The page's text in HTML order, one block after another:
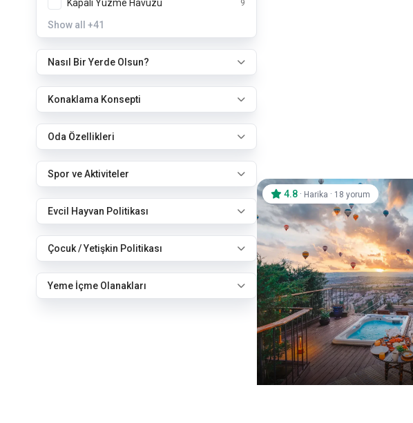
Kapalı Yüzme Havuzu 9
Show all +41
Nasıl Bir Yerde Olsun?
Konaklama Konsepti
Oda Özellikleri
Spor ve Aktiviteler
Evcil Hayvan Politikası
Çocuk / Yetişkin Politikası
Yeme İçme Olanakları
4.8 · Harika · 18 yorum